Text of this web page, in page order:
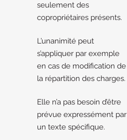
seulement des
copropriétaires présents.
L’unanimité peut
s’appliquer par exemple
en cas de modification de
la répartition des charges.
Elle n’a pas besoin d’être
prévue expressément par
un texte spécifique.